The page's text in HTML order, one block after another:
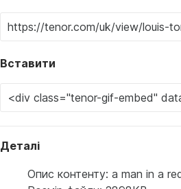
Вставити
Деталі
Опис контенту: a man in a